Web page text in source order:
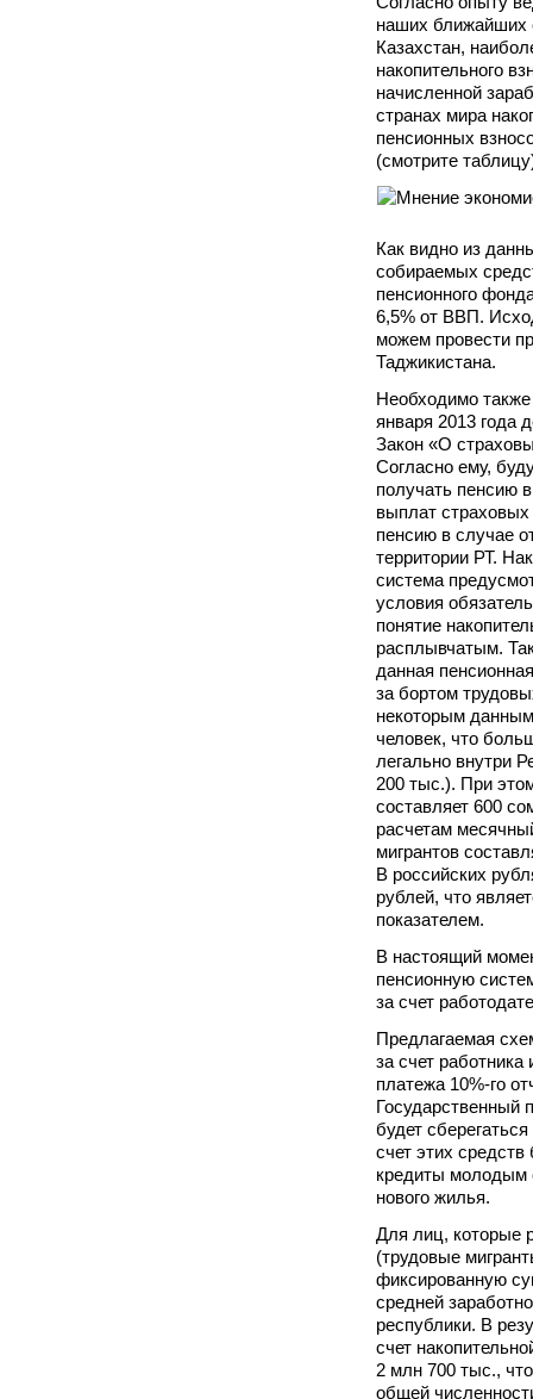
наших ближайших
Казахстан,
накопительного
начисленной
странах мира
пенсионных
(смотрите
Как видно из
собираемых
пенсионного
6,5% от ВВП.
можем провести
Таджикистана.
Необходимо также
января 2013 года
Закон «О
Согласно ему,
получать пенсию
выплат
пенсию в случае
территории РТ.
система
условия
понятие
расплывчатым.
данная
за бортом
некоторым
человек, что
легально внутри
200 тыс.). При
составляет 600
расчетам
мигрантов
В российских
рублей, что
показателем.
В настоящий
пенсионную
за счет
Предлагаемая
за счет работника
платежа 10%-го
Государственный
будет
счет этих
кредиты молодым
нового жилья.
Для лиц, которые
(трудовые
фиксированную
средней
республики. В
счет
2 млн 700 тыс.,
общей